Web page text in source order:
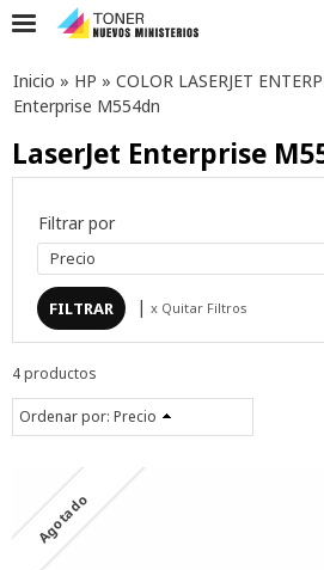
Inicio » HP » COLOR LASERJET
Enterprise M554dn
LaserJet Enterprise
Filtrar por
Precio
| x Quitar Filtros
4 productos
Ordenar por: Precio
Agotado